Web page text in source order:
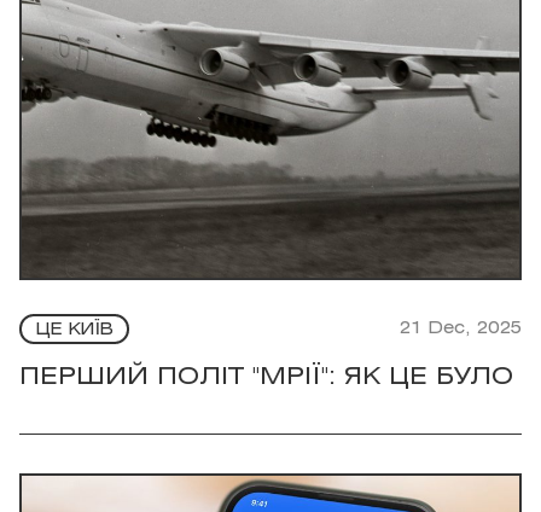
ЦЕ КИЇВ 21 Dec, 2025
ПЕРШИЙ ПОЛІТ "МРІЇ": ЯК ЦЕ БУЛО